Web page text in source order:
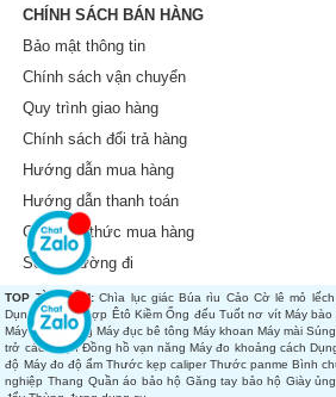
CHÍNH SÁCH BÁN HÀNG
Bảo mật thông tin
Chính sách vận chuyển
Quy trình giao hàng
Chính sách đổi trả hàng
Hướng dẫn mua hàng
Hướng dẫn thanh toán
Các hình thức mua hàng
Sơ đồ đường đi
TOP TÌM KIẾM:Chìa lục giác Búa rìu Cảo Cờ lê mỏ lếch
Dụng cụ tổng hợp Êtô Kiềm Ống đếu Tuốt nơ vít Máy bào
Máy đánh bóng Máy đục bê tông Máy khoan Máy mài
trở cách điện Đồng hồ vạn năng Máy đo khoảng cách
độ Máy đo độ ẩm Thước kẹp caliper Thước panme Bình
nghiệp Thang Quần áo bảo hộ Găng tay bảo hộ Giày